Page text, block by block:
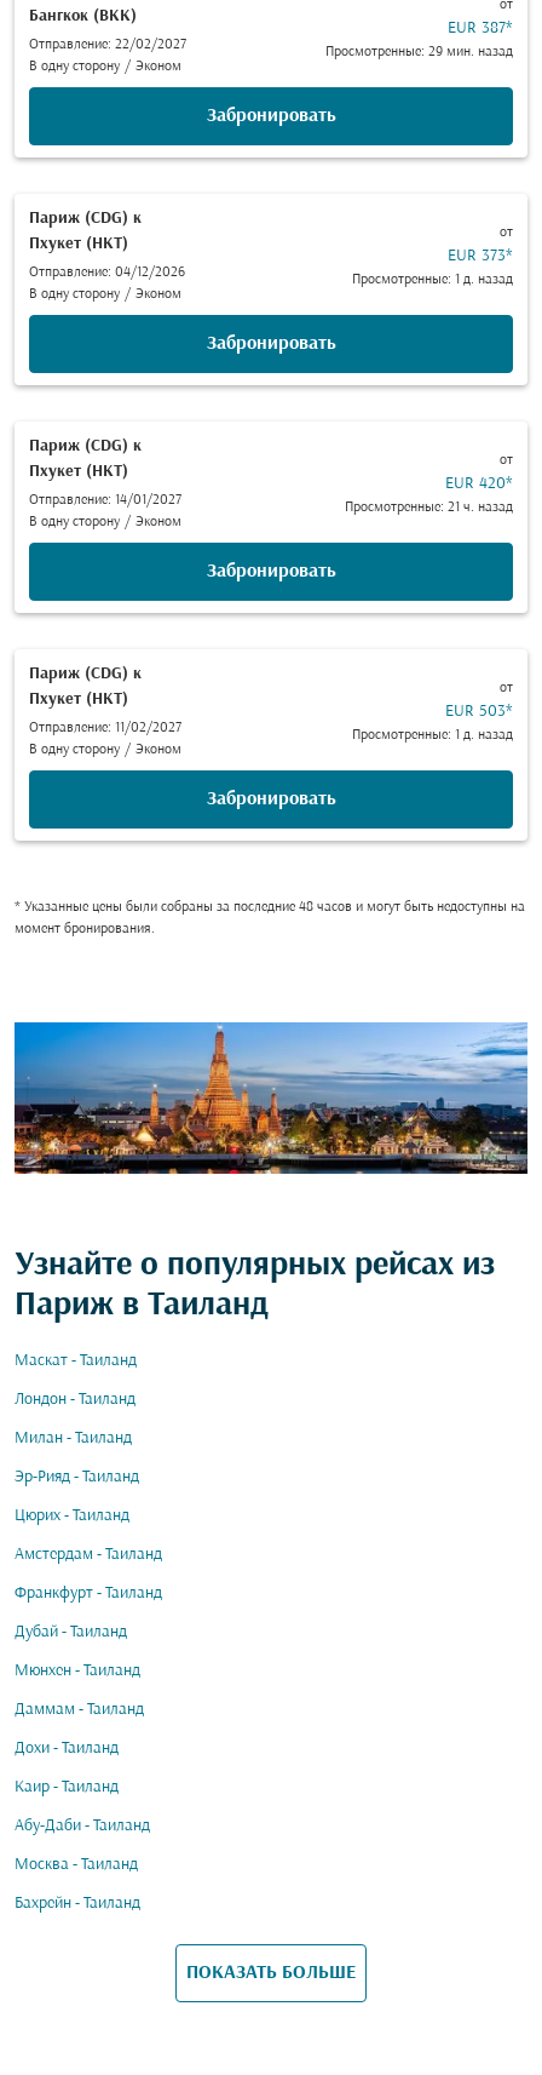
Бангкок (BKK)
Отправление: 22/02/2027
В одну сторону / Эконом
от
EUR 387*
Просмотренные: 29 мин. назад
Забронировать
Париж (CDG) к
Пхукет (HKT)
Отправление: 04/12/2026
В одну сторону / Эконом
от
EUR 373*
Просмотренные: 1 д. назад
Забронировать
Париж (CDG) к
Пхукет (HKT)
Отправление: 14/01/2027
В одну сторону / Эконом
от
EUR 420*
Просмотренные: 21 ч. назад
Забронировать
Париж (CDG) к
Пхукет (HKT)
Отправление: 11/02/2027
В одну сторону / Эконом
от
EUR 503*
Просмотренные: 1 д. назад
Забронировать
* Указанные цены были собраны за последние 48 часов и могут быть недоступны на
момент бронирования.
Узнайте о популярных рейсах из
Париж в Таиланд
Маскат - Таиланд
Лондон - Таиланд
Милан - Таиланд
Эр-Рияд - Таиланд
Цюрих - Таиланд
Амстердам - Таиланд
Франкфурт - Таиланд
Дубай - Таиланд
Мюнхен - Таиланд
Даммам - Таиланд
Дохи - Таиланд
Каир - Таиланд
Абу-Даби - Таиланд
Москва - Таиланд
Бахрейн - Таиланд
ПОКАЗАТЬ БОЛЬШЕ